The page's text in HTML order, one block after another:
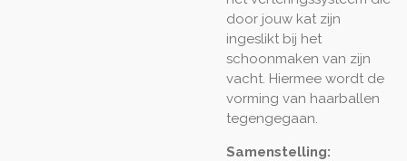
door jouw kat zijn
ingeslikt bij het
schoonmaken van zijn
vacht. Hiermee wordt de
vorming van haarballen
tegengegaan.
Samenstelling: